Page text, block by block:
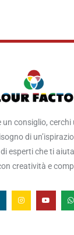
un consiglio, cerchi
di
esperti che ti
creatività e